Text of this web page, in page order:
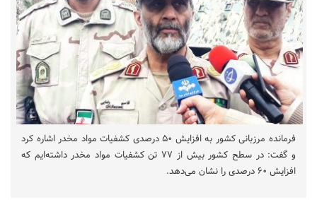
فرمانده مرزبانی کشور به افزایش ۵۰ درصدی کشفیات مواد مخدر اشاره کرد
و گفت: در سطح کشور بیش از ۷۷ تن کشفیات مواد مخدر داشته‌ایم که
افزایش ۶۰ درصدی را نشان می‌دهد.